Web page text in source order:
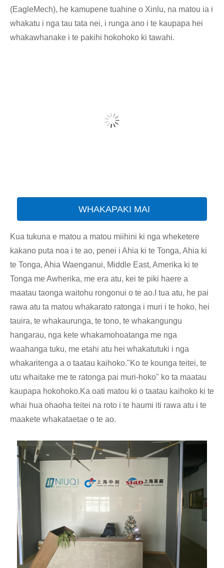
(EagleMech), he kamupene tuahine o Xinlu, na matou ia i
whakatu i nga tau tata nei, i runga ano i te kaupapa hei
whakawhanake i te pakihi hokohoko ki tawahi.
WHAKAPAKI MAI
Kua tukuna e matou a matou miihini ki nga wheketere
kakano puta noa i te ao, penei i Ahia ki te Tonga, Ahia ki
te Tonga, Ahia Waenganui, Middle East, Amerika ki te
Tonga me Awherika, me era atu, kei te piki haere a
maatau taonga waitohu rongonui o te ao.I tua atu, he pai
rawa atu ta matou whakarato ratonga i muri i te hoko, hei
tauira, te whakaurunga, te tono, te whakangungu
hangarau, nga kete whakamohoatanga me nga
waahanga tuku, me etahi atu hei whakatutuki i nga
whakaritenga a o taatau kaihoko."Ko te kounga teitei, te
utu whaitake me te ratonga pai muri-hoko" ko ta maatau
kaupapa hokohoko.Ka oati matou ki o taatau kaihoko ki te
whai hua ohaoha teitei na roto i te haumi iti rawa atu i te
maakete whakataetae o te ao.